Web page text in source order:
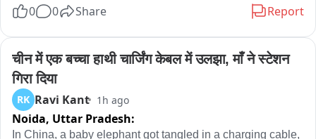
मच गई और घायलों को तत्काल ईलाज के लिए अस्पताल में भर्ती कराया गया
थाना में तैनात था.वहीं घायलों में मोतीपुर थाना में पदस्थापित एसआई धर्मेंद्र
कुमार और स्थानीय दुकानदार विनोद कुमार पटेल शामिल हैं.दोनों घायलों को
तत्काल इलाज के लिए अस्पताल ले जाया गया, जहां उनकी हालत नाजुक
बताई जा रही है.
घटना की सूचना मिलते ही पुलिस मौके पर पहुंच कर कारवाई सुरु कर दी
0 0 Share Report
चीन में एक बच्चा हाथी चार्जिंग केबल में उलझा, माँ ने स्टेशन
गिरा दिया
RK Ravi Kant 1h ago
Noida, Uttar Pradesh:
In China, a baby elephant got tangled in a charging cable,